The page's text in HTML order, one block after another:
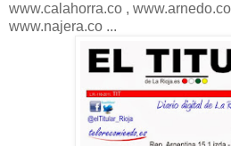
www.calahorra.co ,
www.najera.co ...